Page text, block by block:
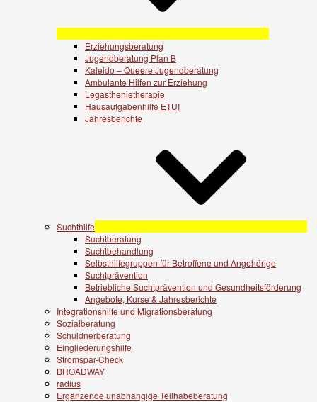
Erziehungsberatung
Jugendberatung Plan B
Kaleido – Queere Jugendberatung
Ambulante Hilfen zur Erziehung
Legasthenietherapie
Hausaufgabenhilfe ETUI
Jahresberichte
Suchthilfe
Suchtberatung
Suchtbehandlung
Selbsthilfegruppen für Betroffene und Angehörige
Suchtprävention
Betriebliche Suchtprävention und Gesundheitsförderung
Angebote, Kurse & Jahresberichte
Integrationshilfe und Migrationsberatung
Sozialberatung
Schuldnerberatung
Eingliederungshilfe
Stromspar-Check
BROADWAY
radius
Ergänzende unabhängige Teilhabeberatung